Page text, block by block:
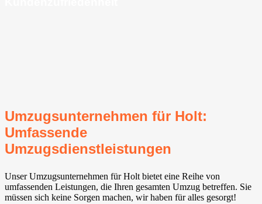
Umzugsunternehmen für Holt:
Umfassende
Umzugsdienstleistungen
Unser Umzugsunternehmen für Holt bietet eine Reihe von
umfassenden Leistungen, die Ihren gesamten Umzug betreffen. Sie
müssen sich keine Sorgen machen, wir haben für alles gesorgt!